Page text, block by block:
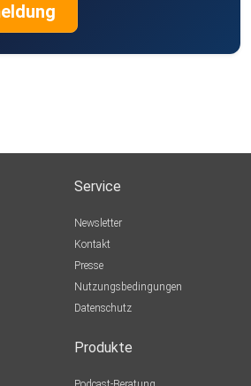
Service
Newsletter
Kontakt
Presse
Nutzungsbedingungen
Datenschutz
Produkte